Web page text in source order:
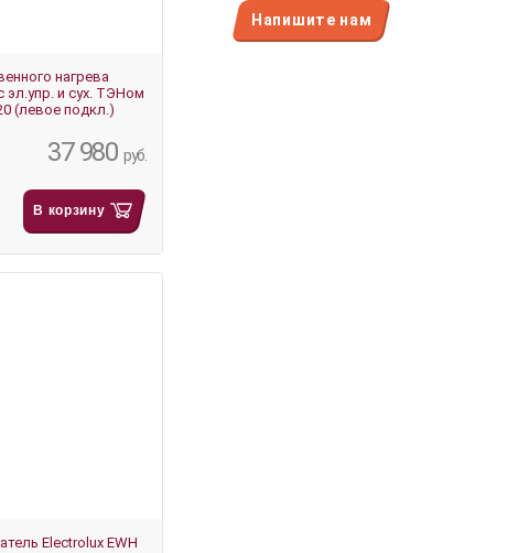
Напишите нам
нагрева
эл.упр. и сух. ТЭНом
(левое подкл.)
37 980 руб.
В корзину
Electrolux EWH